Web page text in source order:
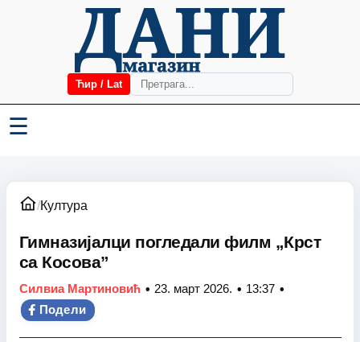
Ћир / Lat
☰
/Култура
Гимназијалци погледали филм „Крст
са Косова”
Силвиа Мартиновић • 23. март 2026. • 13:37 •
Подели